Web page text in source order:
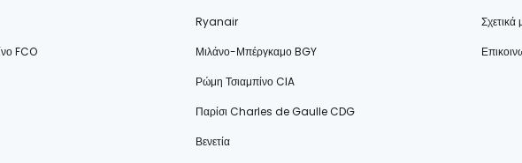
Ryanair
FCO
Μιλάνο-Μπέργκαμο BGY
Ρώμη Τσιαμπίνο CIA
Παρίσι Charles de Gaulle CDG
Βενετία
Σχετικά